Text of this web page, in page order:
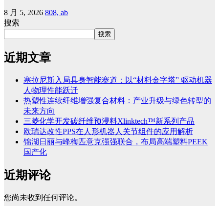
8 月 5, 2026 808, ab
搜索
搜索
近期文章
塞拉尼斯入局具身智能赛道：以“材料金字塔” 驱动机器
人物理性能跃迁
热塑性连续纤维增强复合材料：产业升级与绿色转型的
未来方向
三菱化学开发碳纤维预浸料Xlinktech™新系列产品
欧瑞达改性PPS在人形机器人关节组件的应用解析
锦湖日丽与峰梅匹意克强强联合，布局高端塑料PEEK
国产化
近期评论
您尚未收到任何评论。